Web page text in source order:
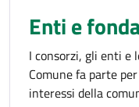
Enti e
I consorzi, gli enti e
Comune fa parte
interessi della